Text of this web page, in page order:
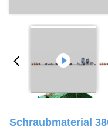
Schraubmaterial